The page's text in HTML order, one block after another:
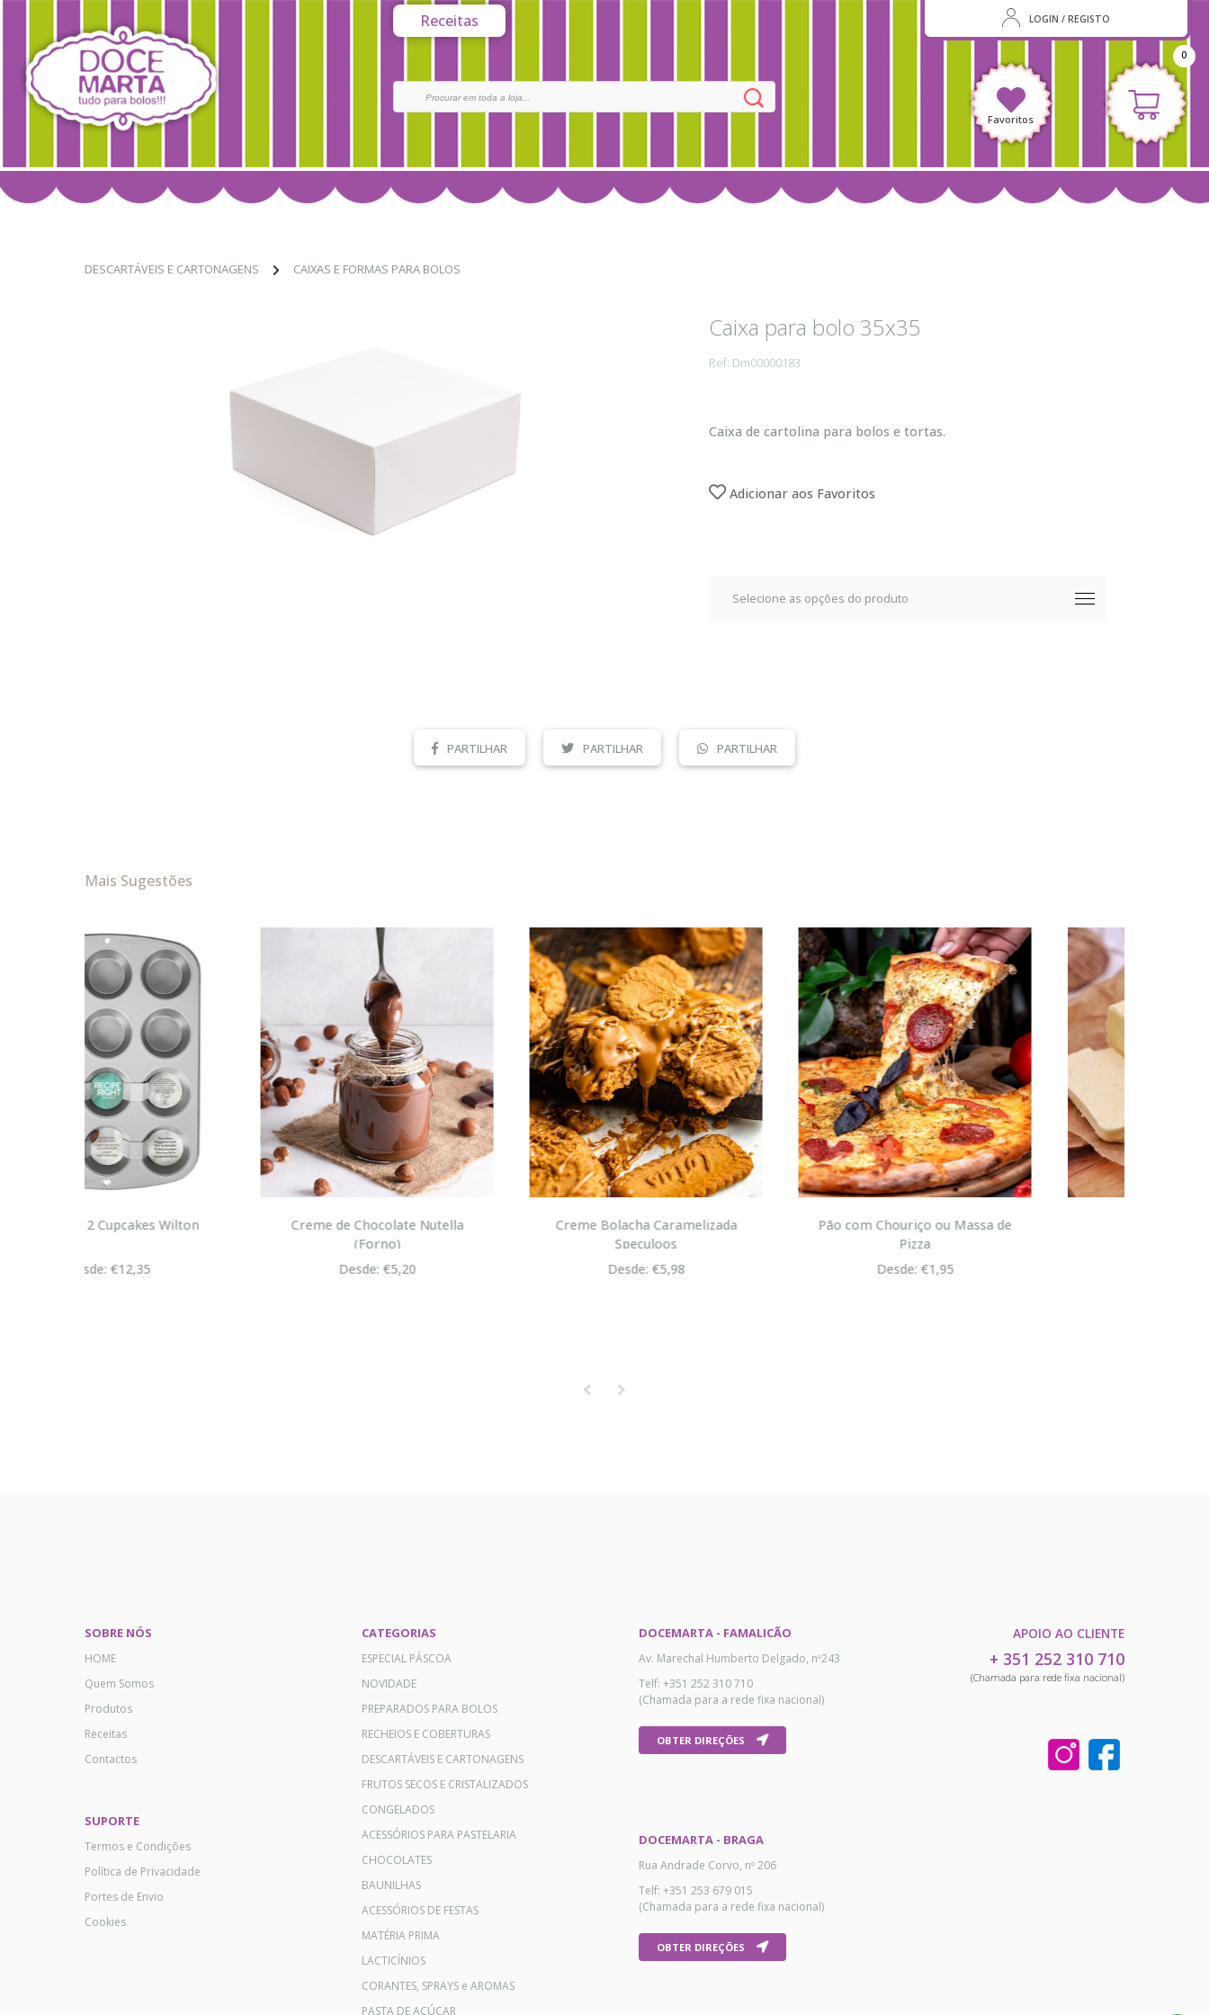
Receitas LOGIN / REGISTO
Favoritos
0
DESCARTÁVEIS E CARTONAGENS CAIXAS E FORMAS PARA BOLOS
Caixa para bolo 35x35
Ref: Dm00000183
Caixa de cartolina para bolos e tortas.
Adicionar aos Favoritos
PARTILHAR PARTILHAR PARTILHAR
Mais Sugestões
Creme de Chocolate Nutella
Creme Bolacha Caramelizada
Pão com Chouriço ou Massa de
Margarina Bolo Rei
SOBRE NÓS
HOME
Quem Somos
Produtos
Receitas
Contactos
SUPORTE
Termos e Condições
Política de Privacidade
Portes de Envio
Cookies
CATEGORIAS
ESPECIAL PÁSCOA
NOVIDADE
PREPARADOS PARA BOLOS
RECHEIOS E COBERTURAS
DESCARTÁVEIS E CARTONAGENS
FRUTOS SECOS E CRISTALIZADOS
CONGELADOS
ACESSÓRIOS PARA PASTELARIA
CHOCOLATES
BAUNILHAS
ACESSÓRIOS DE FESTAS
MATÉRIA PRIMA
LACTICÍNIOS
CORANTES, SPRAYS e AROMAS
PASTA DE AÇÚCAR
DOCEMARTA - FAMALICÃO
Av. Marechal Humberto Delgado, nº243
Telf: +351 252 310 710
(Chamada para a rede fixa nacional)
OBTER DIREÇÕES
DOCEMARTA - BRAGA
Rua Andrade Corvo, nº 206
Telf: +351 253 679 015
(Chamada para a rede fixa nacional)
OBTER DIREÇÕES
APOIO AO CLIENTE
+ 351 252 310 710
(Chamada para rede fixa nacional)